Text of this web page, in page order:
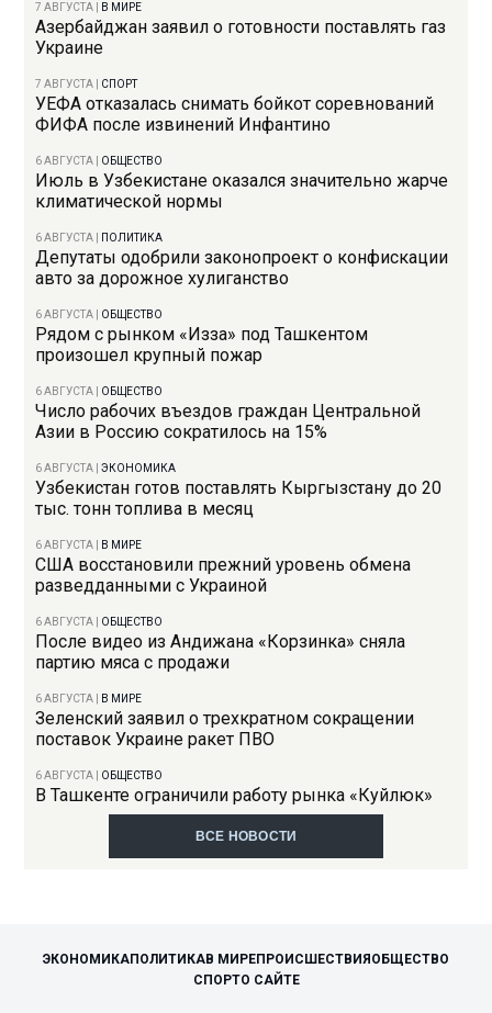
7 АВГУСТА В МИРЕ
Азербайджан заявил о готовности поставлять газ
Украине
7 АВГУСТА СПОРТ
УЕФА отказалась снимать бойкот соревнований
ФИФА после извинений Инфантино
6 АВГУСТА ОБЩЕСТВО
Июль в Узбекистане оказался значительно жарче
климатической нормы
6 АВГУСТА ПОЛИТИКА
Депутаты одобрили законопроект о конфискации
авто за дорожное хулиганство
6 АВГУСТА ОБЩЕСТВО
Рядом с рынком «Изза» под Ташкентом
произошел крупный пожар
6 АВГУСТА ОБЩЕСТВО
Число рабочих въездов граждан Центральной
Азии в Россию сократилось на 15%
6 АВГУСТА |ЭКОНОМИКА
Узбекистан готов поставлять Кыргызстану до 20
тыс. тонн топлива в месяц
6 АВГУСТА В МИРЕ
США восстановили прежний уровень обмена
разведданными с Украиной
6 АВГУСТА ОБЩЕСТВО
После видео из Андижана «Корзинка» сняла
партию мяса с продажи
6 АВГУСТА В МИРЕ
Зеленский заявил о трехкратном сокращении
поставок Украине ракет ПВО
6 АВГУСТА ОБЩЕСТВО
В Ташкенте ограничили работу рынка «Куйлюк»
ВСЕ НОВОСТИ
ЭКОНОМИКАПОЛИТИКАВ МИРЕПРОИСШЕСТВИЯ ОБЩЕСТВО
СПОРТО САЙТЕ